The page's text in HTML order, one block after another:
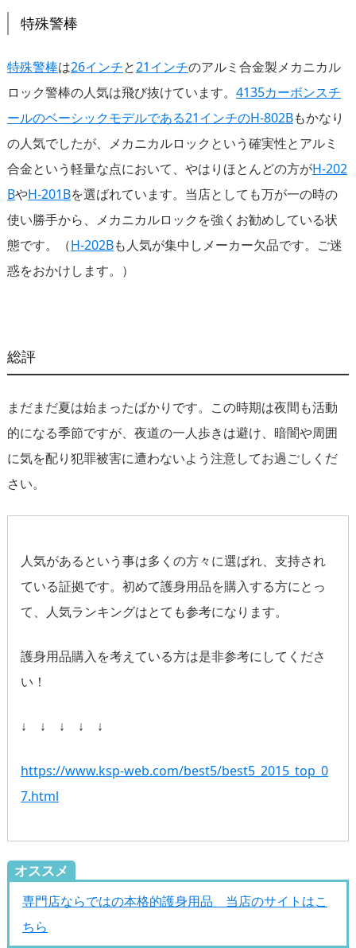
特殊警棒
特殊警棒は26インチと21インチのアルミ合金製メカニカル
ロック警棒の人気は飛び抜けています。 4135カーボンスチ
ールのベーシックモデルである21インチのH-802Bもかなり
の人気でしたが、メカニカルロックという確実性とアルミ
合金という軽量な点において、やはりほとんどの方がH-202
BやH-201Bを選ばれています。当店としても万が一の時の
使い勝手から、メカニカルロックを強くお勧めしている状
態です。（H-202Bも人気が集中しメーカー欠品です。ご迷
惑をおかけします。）
総評
まだまだ夏は始まったばかりです。この時期は夜間も活動
的になる季節ですが、夜道の一人歩きは避け、暗闇や周囲
に気を配り犯罪被害に遭わないよう注意してお過ごしくだ
さい。
人気があるという事は多くの方々に選ばれ、支持され
ている証拠です。初めて護身用品を購入する方にとっ
て、人気ランキングはとても参考になります。
護身用品購入を考えている方は是非参考にしてくださ
い！
↓ ↓ ↓ ↓ ↓
https://www.ksp-web.com/best5/best5_2015_top_0
7.html
オススメ
専門店ならではの本格的護身用品 当店のサイトはこ
ちら